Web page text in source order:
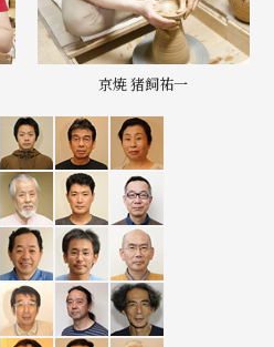
京焼 猪飼祐一